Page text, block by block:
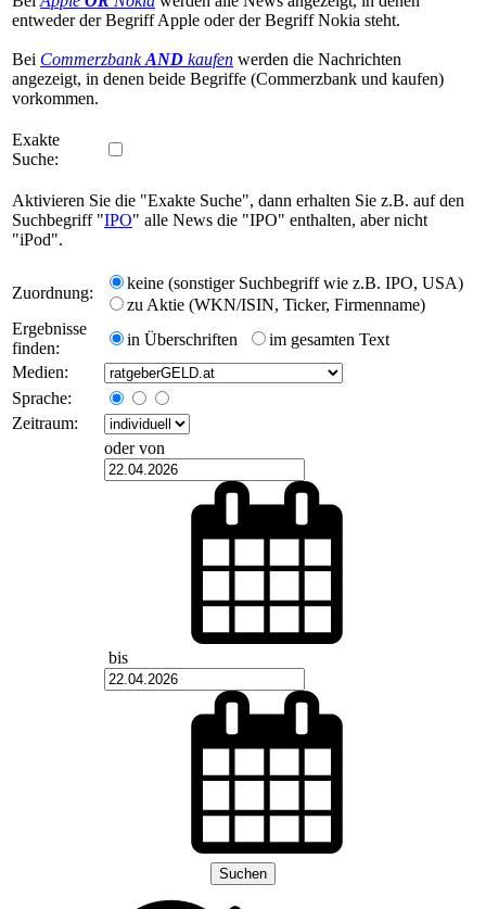
entweder der Begriff Apple oder der Begriff Nokia steht.
Bei CommerzbankAND kaufen werden die Nachrichten
angezeigt, in denen beide Begriffe (Commerzbank und kaufen)
vorkommen.
Exakte
Suche:
Aktivieren Sie die "Exakte Suche", dann erhalten Sie z.B. auf den
Suchbegriff "IPO" alle News die "IPO" enthalten, aber nicht
"iPod".
Zuordnung:
keine (sonstiger Suchbegriff wie z.B. IPO, USA)
zu Aktie (WKN/ISIN, Ticker, Firmenname)
Ergebnisse
finden:
in Überschriften
im gesamten Text
Medien:
Sprache:
Zeitraum:
oder von
bis
Suchen